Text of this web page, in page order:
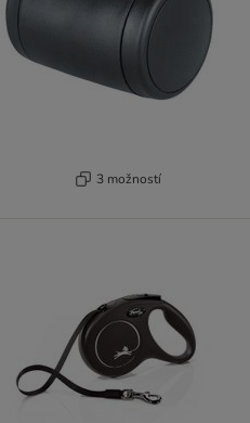
3 možností